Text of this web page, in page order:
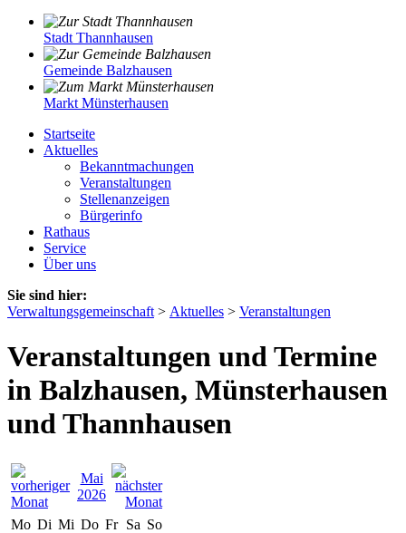
Stadt Thannhausen
Gemeinde Balzhausen
Markt Münsterhausen
Startseite
Aktuelles
Bekanntmachungen
Veranstaltungen
Stellenanzeigen
Bürgerinfo
Rathaus
Service
Über uns
Sie sind hier:
Verwaltungsgemeinschaft > Aktuelles > Veranstaltungen
Veranstaltungen und Termine
in Balzhausen, Münsterhausen
und Thannhausen
Mai
2026
Mo Di Mi Do Fr Sa So